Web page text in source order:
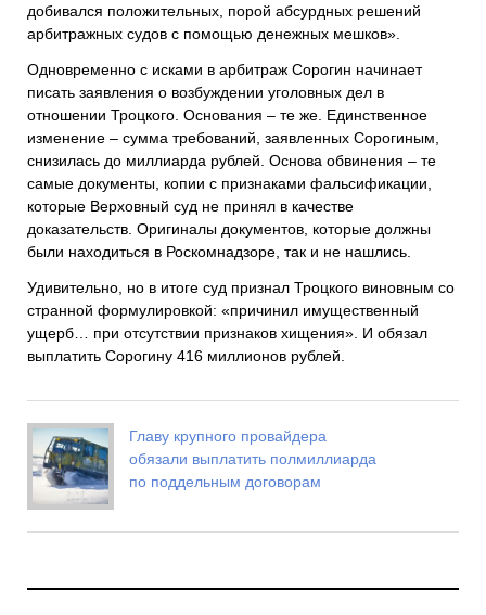
добивался положительных, порой абсурдных решений
арбитражных судов с помощью денежных мешков».
Одновременно с исками в арбитраж Сорогин начинает
писать заявления о возбуждении уголовных дел в
отношении Троцкого. Основания – те же. Единственное
изменение – сумма требований, заявленных Сорогиным,
снизилась до миллиарда рублей. Основа обвинения – те
самые документы, копии с признаками фальсификации,
которые Верховный суд не принял в качестве
доказательств. Оригиналы документов, которые должны
были находиться в Роскомнадзоре, так и не нашлись.
Удивительно, но в итоге суд признал Троцкого виновным со
странной формулировкой: «причинил имущественный
ущерб… при отсутствии признаков хищения». И обязал
выплатить Сорогину 416 миллионов рублей.
Главу крупного провайдера
обязали выплатить полмиллиарда
по поддельным договорам